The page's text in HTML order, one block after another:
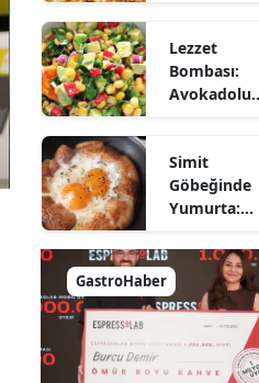
Sofralarınıza
Lezzet Katın!
Lezzet
Bombası:
Avokadolu
Simit
Göbeğinde
Yumurta:
Farklı Bir
Kahvaltı
Seçeneği
GastroHaber